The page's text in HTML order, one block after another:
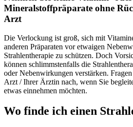
Mineralstoffpräparate ohne
Arzt
Die Verlockung ist groß, sich mit
anderen Präparaten vor etwaigen
Strahlentherapie zu schützen. Doch
können schlimmstenfalls die
oder Nebenwirkungen verstärken.
Arzt / Ihrer Ärztin nach, wenn Sie
etwas einnehmen möchten.
Wo finde ich einen